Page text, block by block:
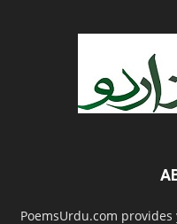
PoemsUrdu.com